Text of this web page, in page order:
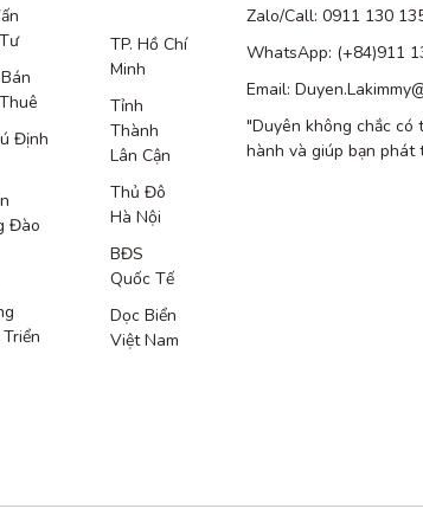
Định
Đào
TP. Hồ Chí
Minh
Tỉnh
Thành
Lân Cận
Thủ Đô
Hà Nội
BĐS
Quốc Tế
Dọc Biển
Việt Nam
Zalo/Call: 0911 130
WhatsApp: (+84)911
Email:
"Duyên không chắc
hành và giúp bạn phát